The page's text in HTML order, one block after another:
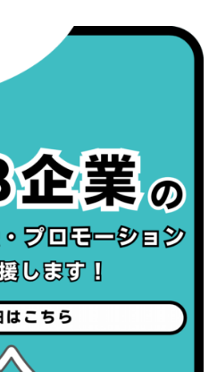
間